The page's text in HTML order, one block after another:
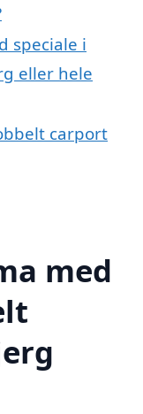
speciale i
eller hele
carport
med